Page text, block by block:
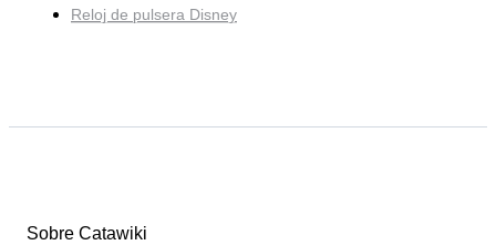
Reloj de pulsera Disney
Sobre Catawiki